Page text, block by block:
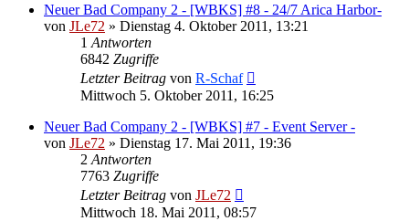
Neuer Bad Company 2 - [WBKS] #8 - 24/7 Arica Harbor-
von JLe72 » Dienstag 4. Oktober 2011, 13:21
1 Antworten
6842 Zugriffe
Letzter Beitrag von R-Schaf
Mittwoch 5. Oktober 2011, 16:25
Neuer Bad Company 2 - [WBKS] #7 - Event Server -
von JLe72 » Dienstag 17. Mai 2011, 19:36
2 Antworten
7763 Zugriffe
Letzter Beitrag von JLe72
Mittwoch 18. Mai 2011, 08:57